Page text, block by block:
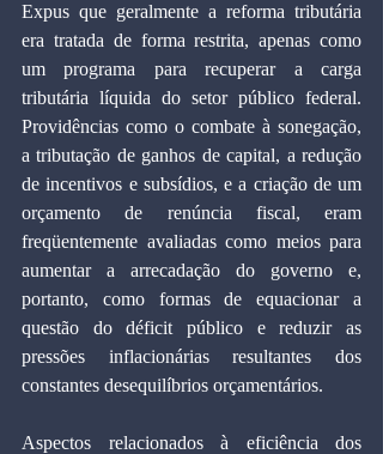
Expus que geralmente a reforma tributária
era tratada de forma restrita, apenas como
um programa para recuperar a carga
tributária líquida do setor público federal.
Providências como o combate à sonegação,
a tributação de ganhos de capital, a redução
de incentivos e subsídios, e a criação de um
orçamento de renúncia fiscal, eram
freqüentemente avaliadas como meios para
aumentar a arrecadação do governo e,
portanto, como formas de equacionar a
questão do déficit público e reduzir as
pressões inflacionárias resultantes dos
constantes desequilíbrios orçamentários.
Aspectos relacionados à eficiência dos